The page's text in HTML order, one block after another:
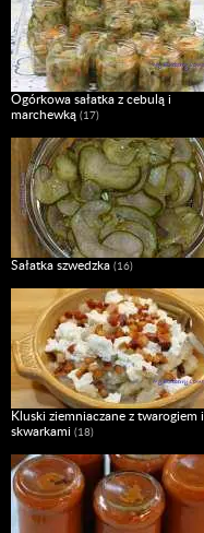
Ogórkowa sałatka z cebulą i
marchewką (17)
Sałatka szwedzka (16)
Kluski ziemniaczane z twarogiem i
skwarkami (18)